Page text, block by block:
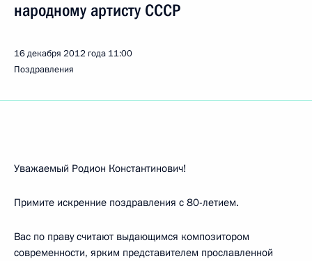
народному артисту СССР
16 декабря 2012 года 11:00
Поздравления
Уважаемый Родион Константинович!
Примите искренние поздравления с 80-летием.
Вас по праву считают выдающимся композитором
современности, ярким представителем прославленной